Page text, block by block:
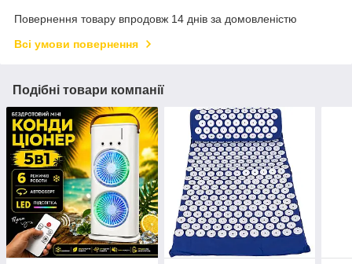
Повернення товару впродовж 14 днів за домовленістю
Всі умови повернення
Подібні товари компанії